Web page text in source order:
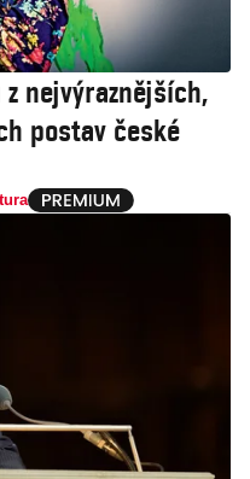
nejvýraznějších,
postav české